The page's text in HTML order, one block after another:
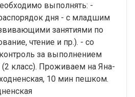
выполнять: -
дня - с младшим
занятиями по
чтение и пр.). - со
за выполнением
класс). Проживаем на Яна-
10 мин пешком.